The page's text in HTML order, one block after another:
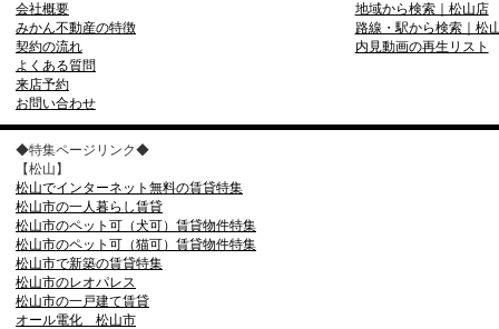
会社概要
みかん不動産の特徴
契約の流れ
よくある質問
来店予約
お問い合わせ
地域から検索｜松山店
路線・駅から検索｜松
内見動画の再生リスト
◆特集ページリンク◆
【松山】
松山でインターネット無料の賃貸特集
松山市の一人暮らし賃貸
松山市のペット可（犬可）賃貸物件特集
松山市のペット可（猫可）賃貸物件特集
松山市で新築の賃貸特集
松山市のレオパレス
松山市の一戸建て賃貸
オール電化 松山市